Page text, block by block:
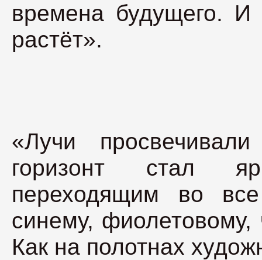
времена будущего. И
растёт».
«Лучи
горизонт стал
переходящим во
синему,
Как на полотнах